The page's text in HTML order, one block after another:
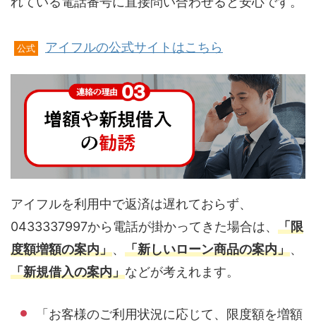
公式 アイフルの公式サイトはこちら
アイフルを利用中で返済は遅れておらず、
0433337997から電話が掛かってきた場合は、 「限
度額増額の案内」、 「新しいローン商品の案内」、
「新規借入の案内」などが考えれます。
「お客様のご利用状況に応じて、限度額を増額